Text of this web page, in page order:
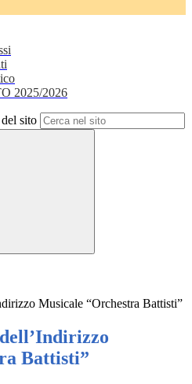
2025/2026
sito
Musicale “Orchestra Battisti”
Battisti”